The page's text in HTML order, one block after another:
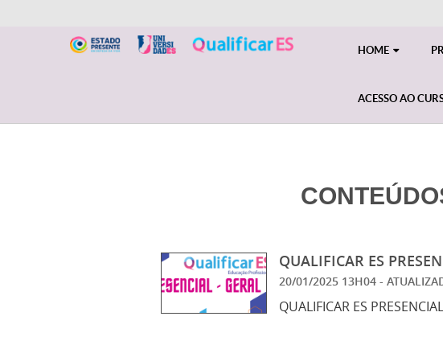
HOME
ACESSO AO
QUALIFICAR ES
20/01/2025 13H04 -
QUALIFICAR ES